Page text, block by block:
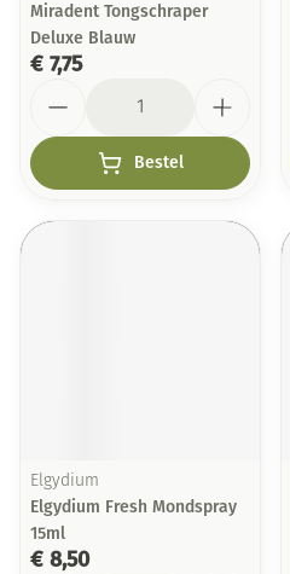
Miradent Tongschraper
Deluxe Blauw
€ 7,75
Bestel
Elgydium
Elgydium Fresh Mondspray
15ml
€ 8,50